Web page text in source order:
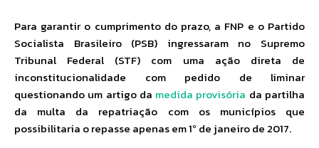
Para garantir o cumprimento do prazo, a FNP e o Partido
Socialista Brasileiro (PSB) ingressaram no Supremo
Tribunal Federal (STF) com uma ação direta de
inconstitucionalidade com pedido de liminar
questionando um artigo da medida provisória da partilha
da multa da repatriação com os municípios que
possibilitaria o repasse apenas em 1º de janeiro de 2017.